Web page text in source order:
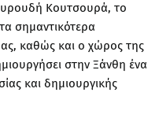
Κουτσουρά, το
σημαντικότερα
καθώς και ο χώρος της
στην Ξάνθη ένα
και δημιουργικής